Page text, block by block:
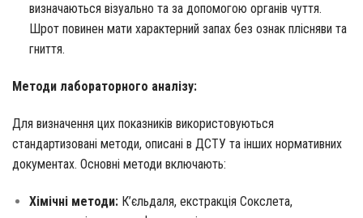
визначаються візуально та за допомогою органів чуття.
Шрот повинен мати характерний запах без ознак плісняви та
гниття.
Методи лабораторного аналізу:
Для визначення цих показників використовуються
стандартизовані методи, описані в ДСТУ та інших нормативних
документах. Основні методи включають:
Хімічні методи:К’єльдаля, екстракція Сокслета,